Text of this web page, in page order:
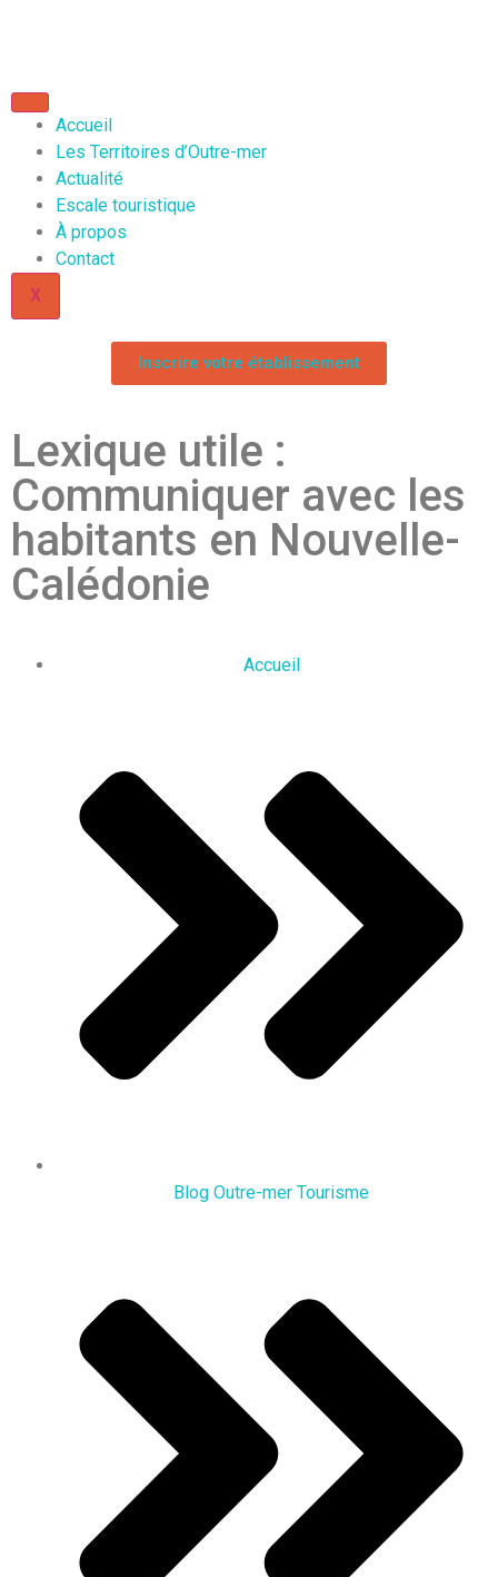
Accueil
Les Territoires d’Outre-mer
Actualité
Escale touristique
À propos
Contact
X
Inscrire votre établissement
Lexique utile :
Communiquer avec les
habitants en Nouvelle-
Calédonie
Accueil
Blog Outre-mer Tourisme